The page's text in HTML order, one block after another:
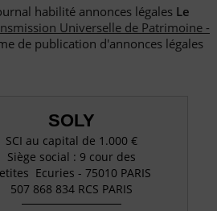
habilité annonces légales Le
Universelle de Patrimoine -
de publication d'annonces légales
SOLY
SCI au capital de 1.000 €
Siège social : 9 cour des
Ecuries - 75010 PARIS
507 868 834 RCS PARIS